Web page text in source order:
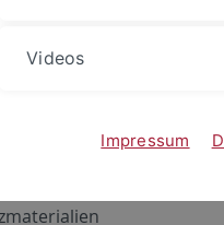
Netzwerk
Videos
Impressum